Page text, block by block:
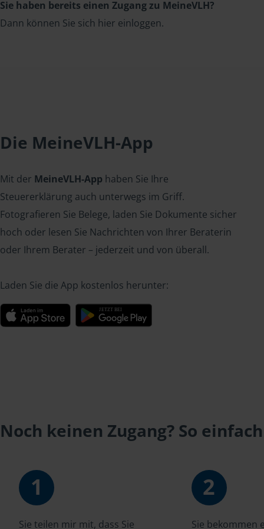
Sie haben bereits einen Zugang zu MeineVLH?
Dann können Sie sich hier einloggen.
Die MeineVLH-App
Mit der MeineVLH-App haben Sie Ihre
Steuererklärung auch unterwegs im Griff.
Fotografieren Sie Belege, laden Sie Dokumente sicher
hoch oder lesen Sie Nachrichten von Ihrer Beraterin
oder Ihrem Berater – jederzeit und von überall.
Laden Sie die App kostenlos herunter:
Noch keinen Zugang? So
1
Sie teilen mir mit, dass Sie
2
Sie bekommen